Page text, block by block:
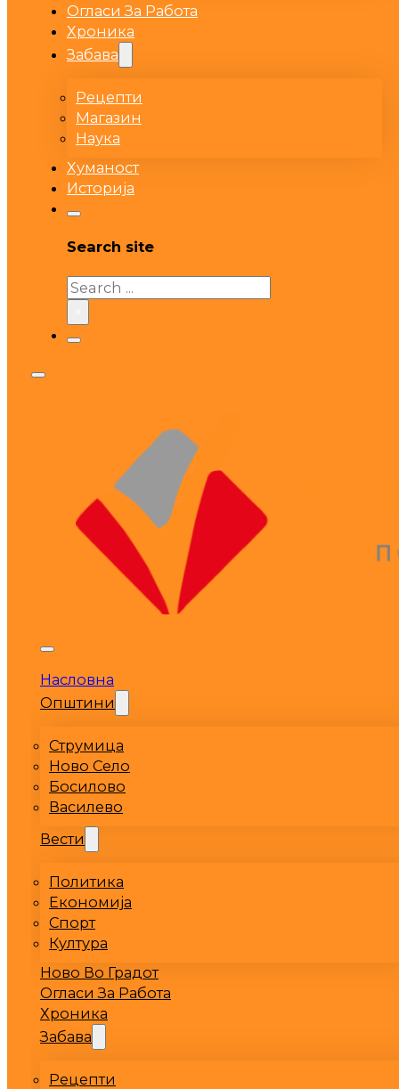
Огласи За Работа
Хроника
Забава
Рецепти
Магазин
Наука
Хуманост
Историја
Search site
Search
Насловна
Општини
Струмица
Ново Село
Босилово
Василево
Вести
Политика
Економија
Спорт
Култура
Ново Во Градот
Огласи За Работа
Хроника
Забава
Рецепти